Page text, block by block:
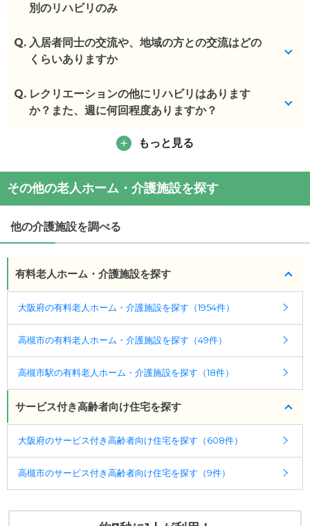
だくように伝えております。
(回答者: 施設担当者,回答日: 2024/03/29)
別のリハビリのみ
週２回程度の体操がございます。
Q. 入居者同士の交流や、地域の方との交流はどの
くらいありますか
おやつやお食事の時間に交流しております。
Q. レクリエーションの他にリハビリはあります
か？また、週に何回程度ありますか？
リハビリがありますが利用者によって異なります。
(回答者: 施設担当者,回答日: 2024/03/29)
もっと見る
その他の老人ホーム・介護施設を探す
他の介護施設を調べる
有料老人ホーム・介護施設を探す
大阪府の有料老人ホーム・介護施設を探す（1954件）
高槻市の有料老人ホーム・介護施設を探す（49件）
高槻市駅の有料老人ホーム・介護施設を探す（18件）
サービス付き高齢者向け住宅を探す
大阪府のサービス付き高齢者向け住宅を探す（608件）
高槻市のサービス付き高齢者向け住宅を探す（9件）